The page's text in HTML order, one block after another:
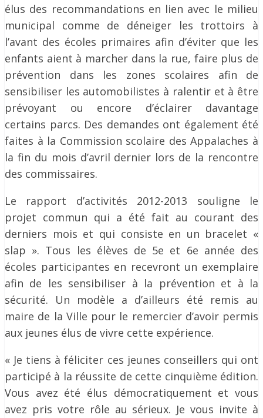
élus des recommandations en lien avec le milieu
municipal comme de déneiger les trottoirs à
l’avant des écoles primaires afin d’éviter que les
enfants aient à marcher dans la rue, faire plus de
prévention dans les zones scolaires afin de
sensibiliser les automobilistes à ralentir et à être
prévoyant ou encore d’éclairer davantage
certains parcs. Des demandes ont également été
faites à la Commission scolaire des Appalaches à
la fin du mois d’avril dernier lors de la rencontre
des commissaires.
Le rapport d’activités 2012-2013 souligne le
projet commun qui a été fait au courant des
derniers mois et qui consiste en un bracelet «
slap ». Tous les élèves de 5e et 6e année des
écoles participantes en recevront un exemplaire
afin de les sensibiliser à la prévention et à la
sécurité. Un modèle a d’ailleurs été remis au
maire de la Ville pour le remercier d’avoir permis
aux jeunes élus de vivre cette expérience.
« Je tiens à féliciter ces jeunes conseillers qui ont
participé à la réussite de cette cinquième édition.
Vous avez été élus démocratiquement et vous
avez pris votre rôle au sérieux. Je vous invite à